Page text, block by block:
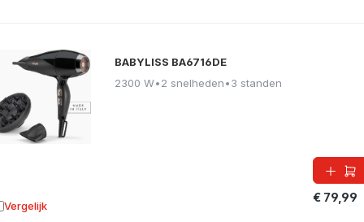
BABYLISS BA6716DE
2300 W•2 snelheden•3 standen
€ 79,99
Vergelijk aan vergelijking